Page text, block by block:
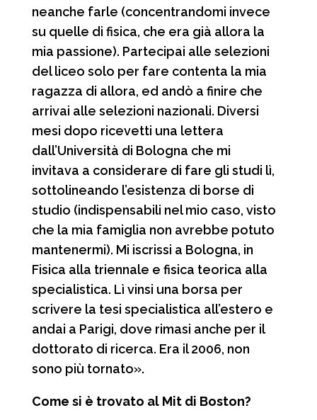
neanche farle (concentrandomi invece
su quelle di fisica, che era già allora la
mia passione). Partecipai alle selezioni
del liceo solo per fare contenta la mia
ragazza di allora, ed andò a finire che
arrivai alle selezioni nazionali. Diversi
mesi dopo ricevetti una lettera
dall’Università di Bologna che mi
invitava a considerare di fare gli studi lì,
sottolineando l’esistenza di borse di
studio (indispensabili nel mio caso, visto
che la mia famiglia non avrebbe potuto
mantenermi). Mi iscrissi a Bologna, in
Fisica alla triennale e fisica teorica alla
specialistica. Lì vinsi una borsa per
scrivere la tesi specialistica all’estero e
andai a Parigi, dove rimasi anche per il
dottorato di ricerca. Era il 2006, non
sono più tornato».
Come si è trovato al Mit di Boston?